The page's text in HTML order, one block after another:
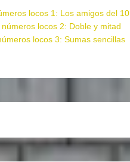
locos 1: Los amigos del 10
números locos 2: Doble y mitad
locos 3: Sumas sencillas